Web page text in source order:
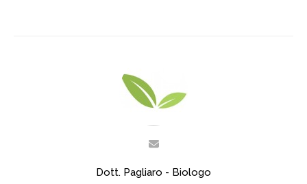
Dott. Pagliaro - Biologo